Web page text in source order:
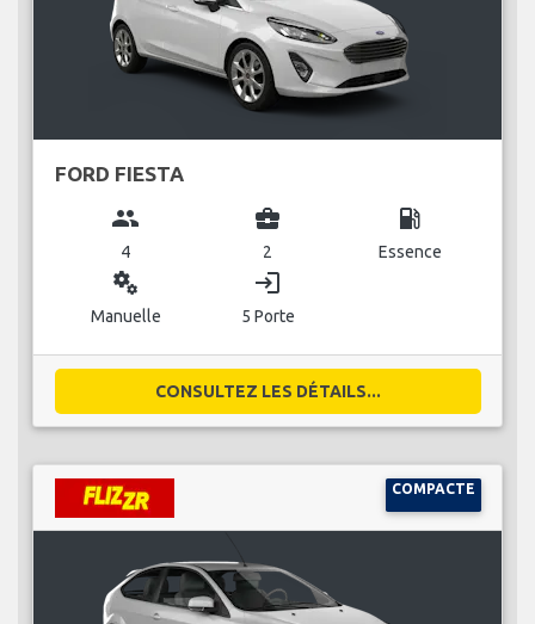
FORD FIESTA
group
4
business_center
2
local_gas_station
Essence
miscellaneous_services
Manuelle
login
5 Porte
CONSULTEZ LES DÉTAILS...
COMPACTE